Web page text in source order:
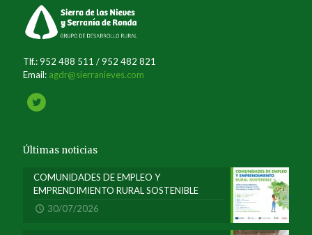
Tlf.: 952 488 511 / 952 482 821
Email: agdr@sierranieves.com
Últimas noticias
COMUNIDADES DE EMPLEO Y
EMPRENDIMIENTO RURAL SOSTENIBLE
30/07/2026